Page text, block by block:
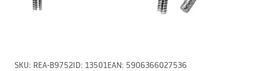
SKU: REA-B9752ID: 13501EAN: 5906366027536